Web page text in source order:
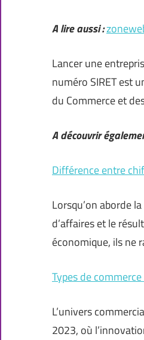
A lire aussi :
Lancer une
numéro SIRET est
du Commerce et
A découvrir
Différence entre
Lorsqu’on aborde
d’affaires et le
économique, ils ne
Types de
L’univers
2023, où